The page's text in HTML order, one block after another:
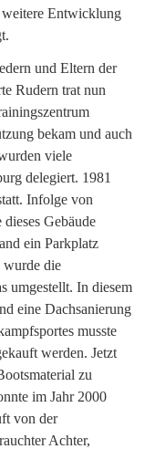
Entwicklung
und Eltern der
Rudern trat nun
bekam und auch
viele
delegiert. 1981
Infolge von
Gebäude
ein Parkplatz
wurde die
umgestellt. In diesem
eine Dachsanierung
musste
werden. Jetzt
zu
im Jahr 2000
von der
Achter,